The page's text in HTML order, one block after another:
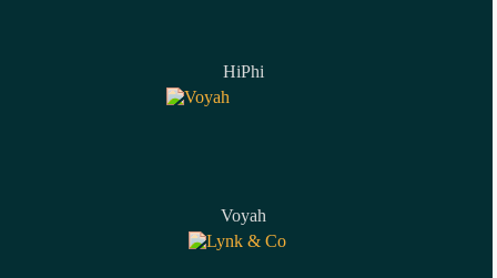
HiPhi
Voyah